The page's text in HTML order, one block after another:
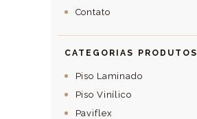
Contato
CATEGORIAS PRODUTOS
Piso Laminado
Piso Vinílico
Paviflex